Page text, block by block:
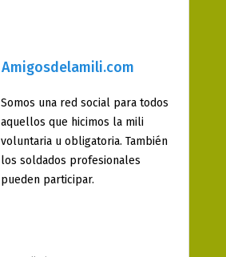
Amigosdelamili.com
Somos una red social para todos
aquellos que hicimos la mili
voluntaria u obligatoria. También
los soldados profesionales
pueden participar.